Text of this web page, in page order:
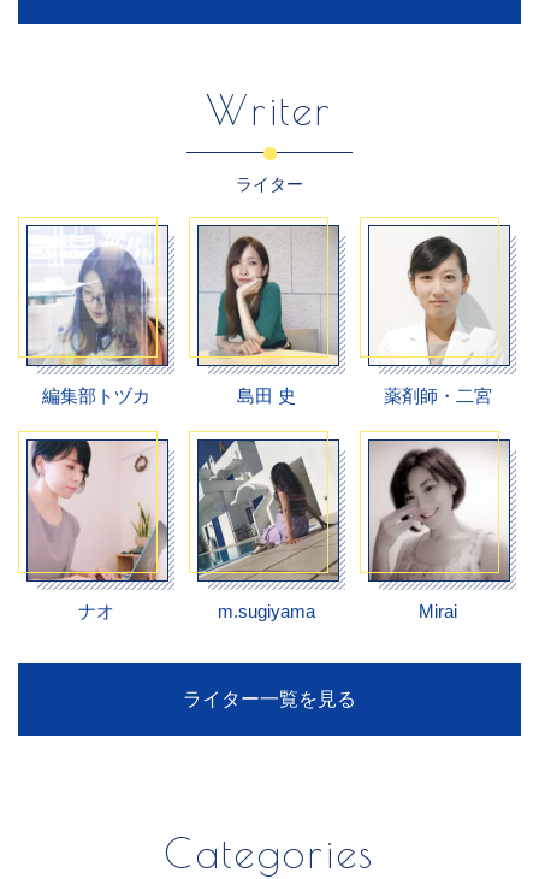
Writer
ライター
編集部トヅカ 島田 史 薬剤師・二宮
ナオ m.sugiyama Mirai
ライター一覧を見る
Categories